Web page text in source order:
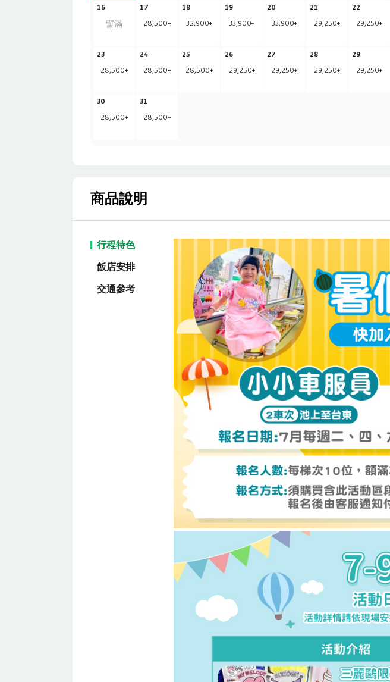
16
暫滿
17
28,500+
18
32,900+
19
33,900+
20
33,900+
21
29,250+
22
29,250+
23
28,500+
24
28,500+
25
28,500+
26
29,250+
27
29,250+
28
29,250+
29
29,250+
30
28,500+
31
28,500+
商品說明
行程特色
飯店安排
交通參考